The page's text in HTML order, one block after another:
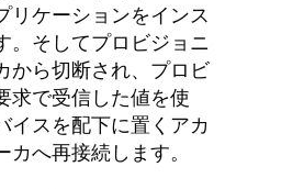
リケーションをインス
。そしてプロビジョニ
から切断され、プロビ
求で受信した値を使
イスを配下に置くアカ
カへ再接続します。